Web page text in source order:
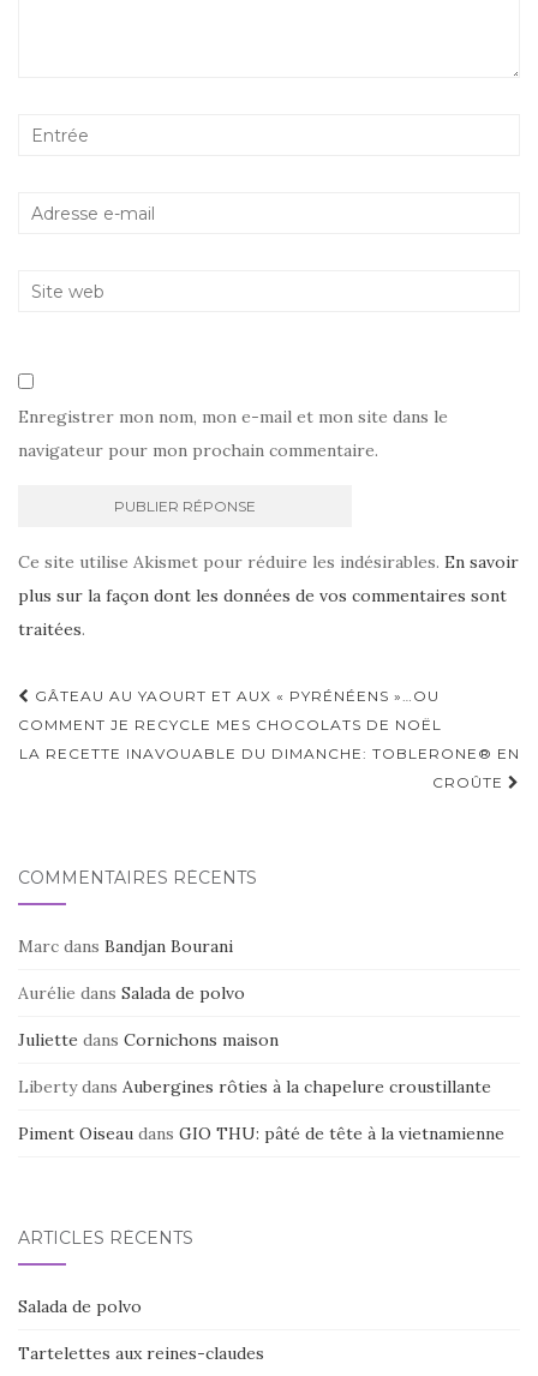
Enregistrer mon nom, mon e-mail et mon site dans le
navigateur pour mon prochain commentaire.
Ce site utilise Akismet pour réduire les indésirables. En savoir
plus sur la façon dont les données de vos commentaires sont
traitées.
Navigation
d'article
GÂTEAU AU YAOURT ET AUX « PYRÉNÉENS »…OU
COMMENT JE RECYCLE MES CHOCOLATS DE NOËL
LA RECETTE INAVOUABLE DU DIMANCHE: TOBLERONE® EN
CROÛTE
COMMENTAIRES RÉCENTS
Marc dans Bandjan Bourani
Aurélie dans Salada de polvo
Juliette dans Cornichons maison
Libertydans Aubergines rôties à la chapelure croustillante
Piment Oiseau dans GIO THU: pâté de tête à la vietnamienne
ARTICLES RÉCENTS
Salada de polvo
Tartelettes aux reines-claudes